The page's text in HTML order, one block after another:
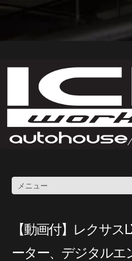
【動画付】レクサ
ーター、デジタルエ